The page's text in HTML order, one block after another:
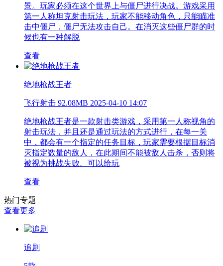
景。玩家必须在这个世界上与僵尸进行决战。游戏采用
第一人称坦克射击玩法，玩家不能移动角色，只能瞄准
击中僵尸，僵尸无法攻击自己。在消灭这些僵尸群的时
候也有一种解脱
查看
绝地枪战王者
飞行射击 92.08MB 2025-04-10 14:07
绝地枪战王者是一款射击类游戏，采用第一人称视角的
射击玩法，并且还是通过玩法的方式进行，在每一关
中，都会有一个指定的任务目标，玩家需要根据目标消
灭指定数量的敌人，在此期间不能被敌人击杀，否则将
被视为挑战失败。可以给玩
查看
热门专题
查看更多
追剧